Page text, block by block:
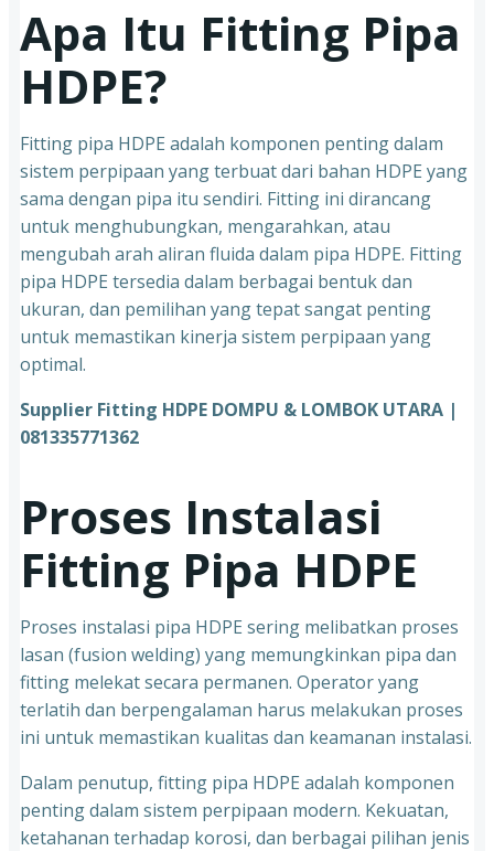
Apa Itu Fitting Pipa
HDPE?
Fitting pipa HDPE adalah komponen penting dalam
sistem perpipaan yang terbuat dari bahan HDPE yang
sama dengan pipa itu sendiri. Fitting ini dirancang
untuk menghubungkan, mengarahkan, atau
mengubah arah aliran fluida dalam pipa HDPE. Fitting
pipa HDPE tersedia dalam berbagai bentuk dan
ukuran, dan pemilihan yang tepat sangat penting
untuk memastikan kinerja sistem perpipaan yang
optimal.
Supplier Fitting HDPE DOMPU & LOMBOK UTARA |
081335771362
Proses Instalasi
Fitting Pipa HDPE
Proses instalasi pipa HDPE sering melibatkan proses
lasan (fusion welding) yang memungkinkan pipa dan
fitting melekat secara permanen. Operator yang
terlatih dan berpengalaman harus melakukan proses
ini untuk memastikan kualitas dan keamanan instalasi.
Dalam penutup, fitting pipa HDPE adalah komponen
penting dalam sistem perpipaan modern. Kekuatan,
ketahanan terhadap korosi, dan berbagai pilihan jenis